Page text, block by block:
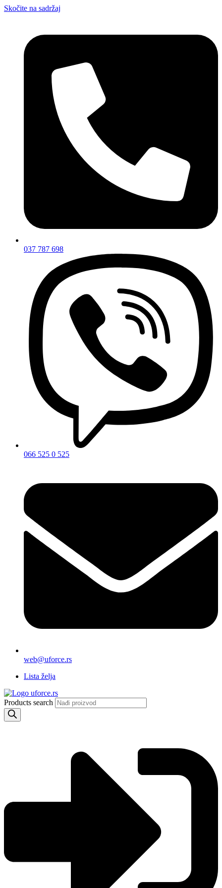
Skočite na sadržaj
037 787 698
066 525 0 525
web@uforce.rs
Lista želja
Products search